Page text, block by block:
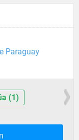
Paraguay
(1)